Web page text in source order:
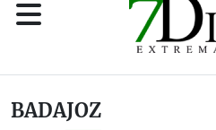
BADAJOZ